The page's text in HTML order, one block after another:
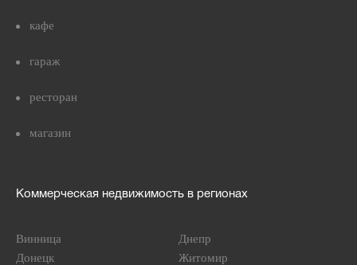
кафе
гараж
ресторан
магазин
Коммерческая недвижимость в регионах
Винница
Днепр
Донецк
Житомир